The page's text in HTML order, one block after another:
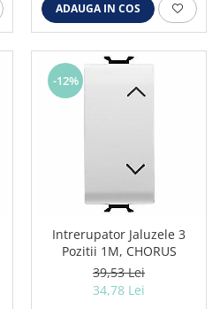
ADAUGA IN COS
-12%
Intrerupator Jaluzele 3
Pozitii 1M, CHORUS
39,53 Lei
34,78 Lei